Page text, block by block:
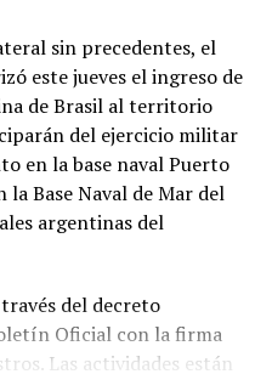
sin precedentes, el
este jueves el ingreso de
de Brasil al territorio
del ejercicio militar
en la base naval Puerto
la Base Naval de Mar del
argentinas del
del decreto
Oficial con la firma
Las actividades están